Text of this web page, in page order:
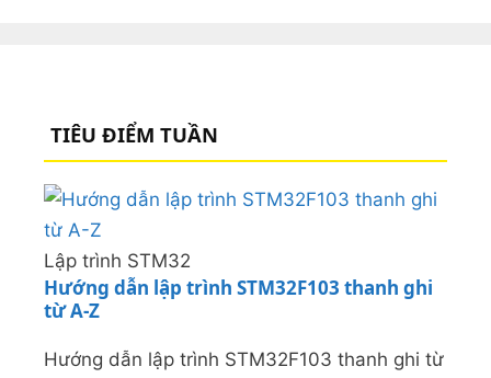
TIÊU ĐIỂM TUẦN
Lập trình STM32
Hướng dẫn lập trình STM32F103 thanh ghi
từ A-Z
Hướng dẫn lập trình STM32F103 thanh ghi từ